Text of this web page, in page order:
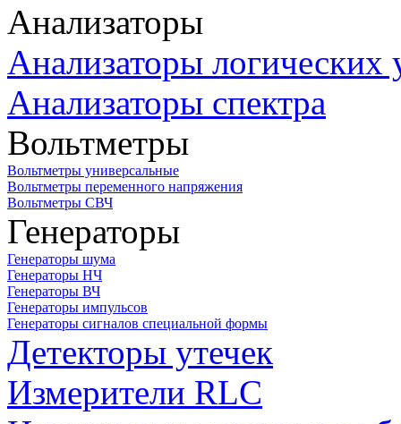
Анализаторы
Анализаторы логических
Анализаторы спектра
Вольтметры
Вольтметры универсальные
Вольтметры переменного напряжения
Вольтметры СВЧ
Генераторы
Генераторы шума
Генераторы НЧ
Генераторы ВЧ
Генераторы импульсов
Генераторы сигналов специальной формы
Детекторы утечек
Измерители RLC